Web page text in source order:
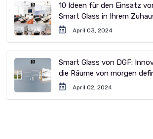
10 Ideen für den Einsatz
Smart Glass in Ihrem
April 03, 2024
Smart Glass von DGF:
die Räume von morgen
April 02, 2024